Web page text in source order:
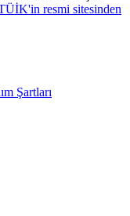
resmi sitesinden
Şartları